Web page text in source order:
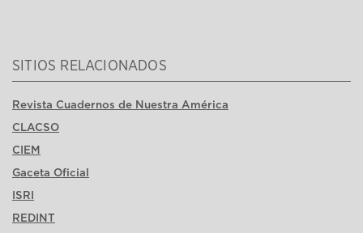
SITIOS RELACIONADOS
Revista Cuadernos de Nuestra América
CLACSO
CIEM
Gaceta Oficial
ISRI
REDINT